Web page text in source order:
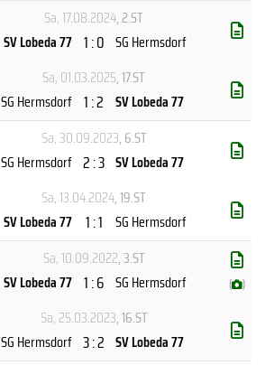
Sa, 17.08.2024, 2.ST
SV Lobeda 77 1 : 0 SG Hermsdorf
Sa, 01.03.2025, 17.ST
SG Hermsdorf 1 : 2 SV Lobeda 77
Sa, 30.09.2023, 6.ST
SG Hermsdorf 2 : 3 SV Lobeda 77
Sa, 13.04.2024, 19.ST
SV Lobeda 77
1 : 1 SG Hermsdorf
Sa, 10.09.2022, 3.ST
SV Lobeda 77 1 : 6 SG Hermsdorf ( )
Sa, 25.03.2023, 16.ST
SG Hermsdorf 3 : 2 SV Lobeda 77